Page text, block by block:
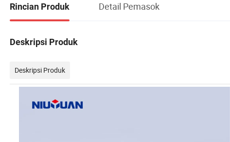
Rincian Produk Detail Pemasok
Deskripsi Produk
Deskripsi Produk